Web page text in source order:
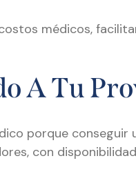
médicos,
A Tu
porque
con